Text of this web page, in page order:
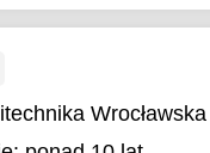
Wrocławska